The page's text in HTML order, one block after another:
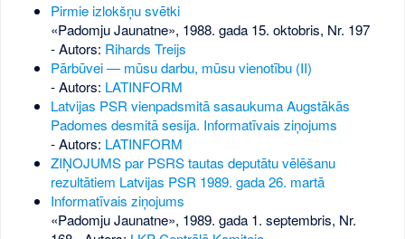
Pirmie izlokšņu svētki
«Padomju Jaunatne», 1988. gada 15. oktobris, Nr. 197
- Autors: Rihards Treijs
Pārbūvei — mūsu darbu, mūsu vienotību (II)
- Autors: LATINFORM
Latvijas PSR vienpadsmitā sasaukuma Augstākās
Padomes desmitā sesija. Informatīvais ziņojums
- Autors: LATINFORM
ZIŅOJUMS par PSRS tautas deputātu vēlēšanu
rezultātiem Latvijas PSR 1989. gada 26. martā
Informatīvais ziņojums
«Padomju Jaunatne», 1989. gada 1. septembris, Nr.